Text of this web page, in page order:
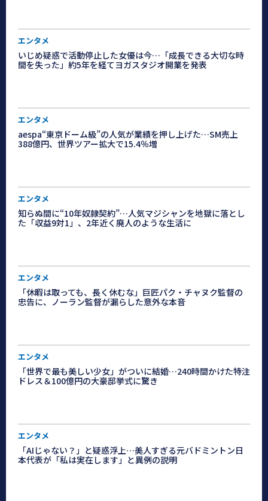
エンタメ
いじめ疑惑で活動停止した女優は今…「成長できる大切な時
間を失った」約5年を経てヨガスタジオ開業を発表
エンタメ
aespa“東京ドーム級”の人気が業績を押し上げた…SM売上
388億円、世界ツアー拡大で15.4％増
エンタメ
知らぬ間に“10年奴隷契約”…人気マジシャンを地獄に落とし
た「収益9対1」、2年近く廃人のような生活に
エンタメ
「休暇は取っても、長く休むな」巨匠パク・チャヌク監督の
忠告に、ノーラン監督が漏らした意外な本音
エンタメ
「世界で最も美しい少女」がついに結婚…240時間かけた特注
ドレス＆100億円の大豪邸挙式に驚き
エンタメ
「AIじゃない？」と疑惑浮上…美人すぎる元バドミントン日
本代表が「私は実在します」と異例の説明